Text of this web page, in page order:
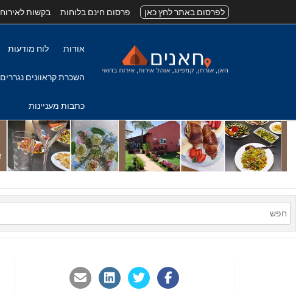
לפרסום באתר לחץ כאן פרסום חינם בלוחות בקשות לאירוח
אודות לוח מודעות
השכרת קראוונים נגררים
כתבות מעניינות